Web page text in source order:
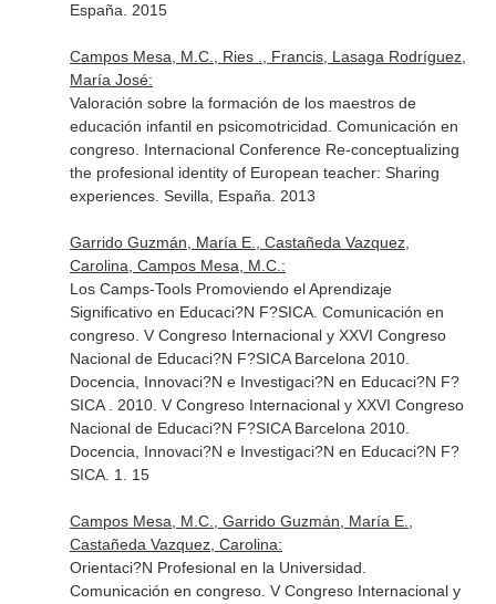
España. 2015
Campos Mesa, M.C., Ries ., Francis, Lasaga Rodríguez,
María José:
Valoración sobre la formación de los maestros de
educación infantil en psicomotricidad. Comunicación en
congreso. Internacional Conference Re-conceptualizing
the profesional identity of European teacher: Sharing
experiences. Sevilla, España. 2013
Garrido Guzmán, María E., Castañeda Vazquez,
Carolina, Campos Mesa, M.C.:
Los Camps-Tools Promoviendo el Aprendizaje
Significativo en Educaci?N F?SICA. Comunicación en
congreso. V Congreso Internacional y XXVI Congreso
Nacional de Educaci?N F?SICA Barcelona 2010.
Docencia, Innovaci?N e Investigaci?N en Educaci?N F?
SICA . 2010. V Congreso Internacional y XXVI Congreso
Nacional de Educaci?N F?SICA Barcelona 2010.
Docencia, Innovaci?N e Investigaci?N en Educaci?N F?
SICA. 1. 15
Campos Mesa, M.C., Garrido Guzmán, María E.,
Castañeda Vazquez, Carolina:
Orientaci?N Profesional en la Universidad.
Comunicación en congreso. V Congreso Internacional y